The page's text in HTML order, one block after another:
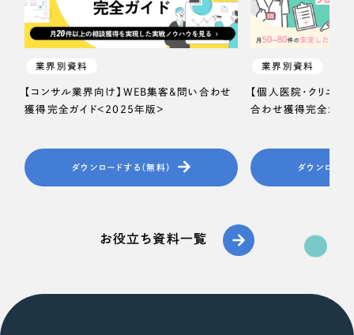
業界別資料
【コンサル業界向け】WEB集客＆問い合わせ
獲得完全ガイド＜2025年版＞
ダウンロードする（無料）
業界別資料
【個人医院・クリニッ
合わせ獲得完全ガイ
ダウンロード
お役立ち資料一覧